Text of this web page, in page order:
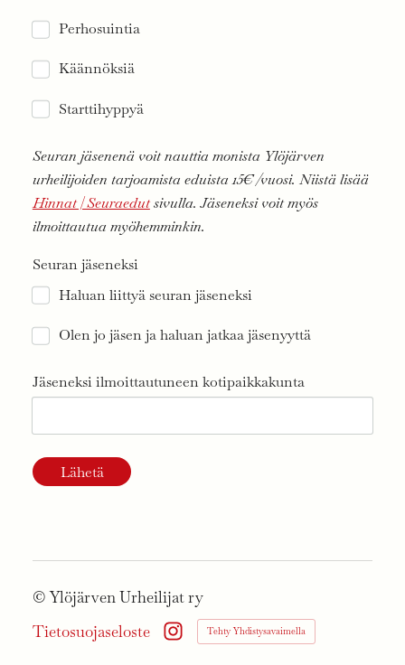
Perhosuintia
Käännöksiä
Starttihyppyä
Seuran jäsenenä voit nauttia monista Ylöjärven
urheilijoiden tarjoamista eduista 15€ /vuosi. Niistä lisää
Hinnat | Seuraedutsivulla. Jäseneksi voit myös
ilmoittautua myöhemminkin.
Seuran jäseneksi
Haluan liittyä seuran jäseneksi
Olen jo jäsen ja haluan jatkaa jäsenyyttä
Jäseneksi ilmoittautuneen kotipaikkakunta
Lähetä
©Ylöjärven Urheilijat ry
Tietosuojaseloste
Instagram
Tehty Yhdistysavaimella